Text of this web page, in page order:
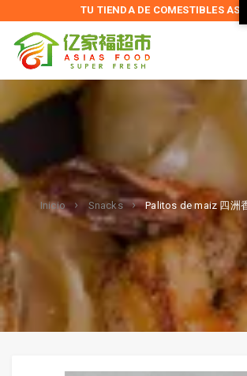
TU TIENDA DE COMESTIBLES
Inicio Snacks Palitos de maiz 四洲